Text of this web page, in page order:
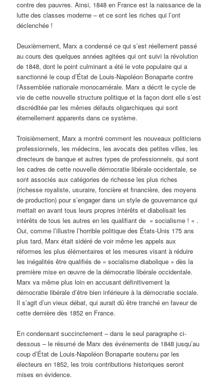
contre des pauvres. Ainsi, 1848 en France est la naissance de la
lutte des classes moderne – et ce sont les riches qui l’ont
déclenchée !
Deuxièmement, Marx a condensé ce qui s’est réellement passé
au cours des quelques années agitées qui ont suivi la révolution
de 1848, dont le point culminant a été le vote populaire qui a
sanctionné le coup d’État de Louis-Napoléon Bonaparte contre
l’Assemblée nationale monocamérale. Marx a décrit le cycle de
vie de cette nouvelle structure politique et la façon dont elle s’est
discréditée par les mêmes défauts oligarchiques qui sont
éternellement apparents dans ce système.
Troisièmement, Marx a montré comment les nouveaux politiciens
professionnels, les médecins, les avocats des petites villes, les
directeurs de banque et autres types de professionnels, qui sont
les cadres de cette nouvelle démocratie libérale occidentale, se
sont associés aux catégories de richesse les plus riches
(richesse royaliste, usuraire, foncière et financière, des moyens
de production) pour s’engager dans un style de gouvernance qui
mettait en avant tous leurs propres intérêts et diabolisait les
intérêts de tous les autres en les qualifiant de » socialisme ! « .
Oui, comme l’illustre l’horrible politique des États-Unis 175 ans
plus tard, Marx était sidéré de voir même les appels aux
réformes les plus élémentaires et les mesures visant à réduire
les inégalités être qualifiés de « socialisme diabolique » dès la
première mise en œuvre de la démocratie libérale occidentale.
Marx va même plus loin en accusant définitivement la
démocratie libérale d’être bien inférieure à la démocratie sociale.
Il s’agit d’un vieux débat, qui aurait dû être tranché en faveur de
cette dernière dès 1852 en France.
En condensant succinctement – dans le seul paragraphe ci-
dessous – le résumé de Marx des événements de 1848 jusqu’au
coup d’État de Louis-Napoléon Bonaparte soutenu par les
électeurs en 1852, les trois contributions historiques seront
mises en évidence.